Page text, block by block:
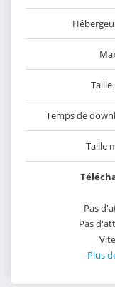
Temps de
Taille
Pas
Pas
Plus